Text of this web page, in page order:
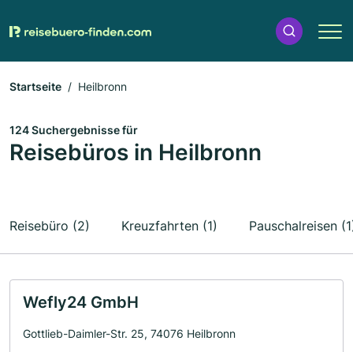
Startseite Heilbronn
124 Suchergebnisse für
Reisebüros in Heilbronn
Reisebüro (2) Kreuzfahrten (1) Pauschalreisen
Wefly24 GmbH
Gottlieb-Daimler-Str. 25, 74076 Heilbronn